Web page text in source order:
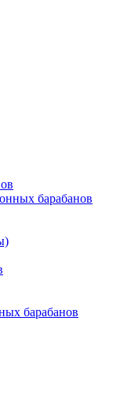
барабанов
барабанов